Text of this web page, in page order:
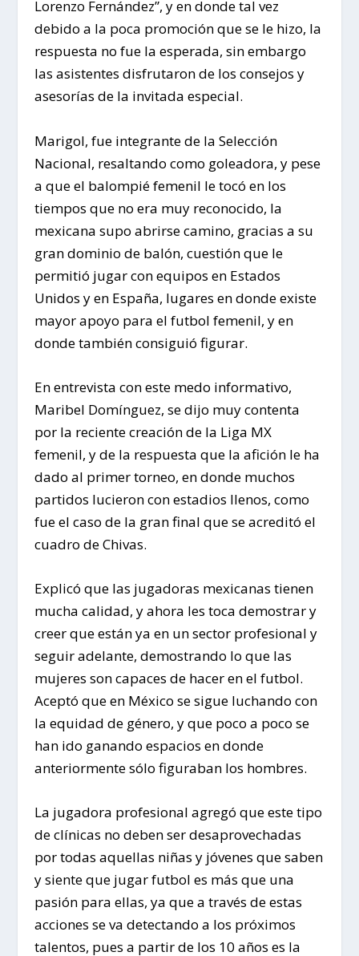
Lorenzo Fernández”, y en donde tal vez
debido a la poca promoción que se le hizo, la
respuesta no fue la esperada, sin embargo
las asistentes disfrutaron de los consejos y
asesorías de la invitada especial.
Marigol, fue integrante de la Selección
Nacional, resaltando como goleadora, y pese
a que el balompié femenil le tocó en los
tiempos que no era muy reconocido, la
mexicana supo abrirse camino, gracias a su
gran dominio de balón, cuestión que le
permitió jugar con equipos en Estados
Unidos y en España, lugares en donde existe
mayor apoyo para el futbol femenil, y en
donde también consiguió figurar.
En entrevista con este medo informativo,
Maribel Domínguez, se dijo muy contenta
por la reciente creación de la Liga MX
femenil, y de la respuesta que la afición le ha
dado al primer torneo, en donde muchos
partidos lucieron con estadios llenos, como
fue el caso de la gran final que se acreditó el
cuadro de Chivas.
Explicó que las jugadoras mexicanas tienen
mucha calidad, y ahora les toca demostrar y
creer que están ya en un sector profesional y
seguir adelante, demostrando lo que las
mujeres son capaces de hacer en el futbol.
Aceptó que en México se sigue luchando con
la equidad de género, y que poco a poco se
han ido ganando espacios en donde
anteriormente sólo figuraban los hombres.
La jugadora profesional agregó que este tipo
de clínicas no deben ser desaprovechadas
por todas aquellas niñas y jóvenes que saben
y siente que jugar futbol es más que una
pasión para ellas, ya que a través de estas
acciones se va detectando a los próximos
talentos, pues a partir de los 10 años es la